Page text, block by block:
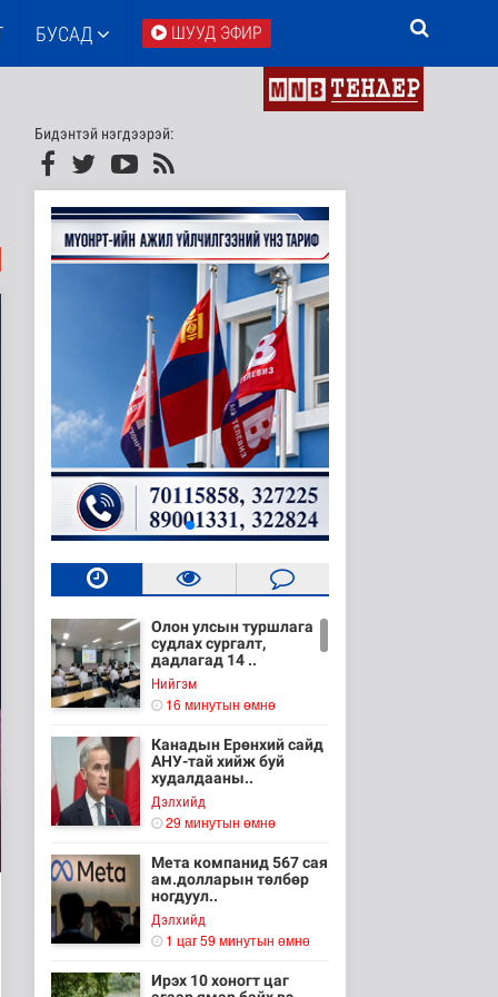
БУСАД ШУУД ЭФИР
Бидэнтэй нэгдээрэй:
Олон улсын туршлага
судлах сургалт,
дадлагад 14 ..
Нийгэм
16 минутын өмнө
Канадын Ерөнхий сайд
АНУ-тай хийж буй
худалдааны..
Дэлхийд
29 минутын өмнө
Мета компанид 567 сая
ам.долларын төлбөр
ногдуул..
Дэлхийд
1 цаг 59 минутын өмнө
Ирэх 10 хоногт цаг